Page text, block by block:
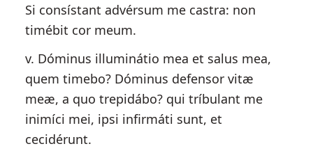
Si consístant advérsum me castra: non
timébit cor meum.
v. Dóminus illuminátio mea et salus mea,
quem timebo? Dóminus defensor vitæ
meæ, a quo trepidábo? qui tríbulant me
inimíci mei, ipsi infirmáti sunt, et
cecidérunt.